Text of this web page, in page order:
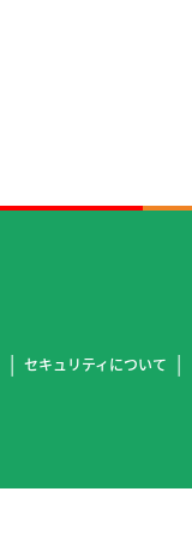
セキュリティについて